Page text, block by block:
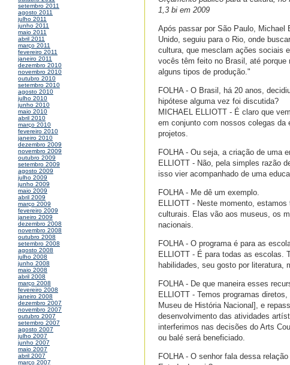
setembro 2011
agosto 2011
julho 2011
junho 2011
maio 2011
abril 2011
março 2011
fevereiro 2011
janeiro 2011
dezembro 2010
novembro 2010
outubro 2010
setembro 2010
agosto 2010
julho 2010
junho 2010
maio 2010
abril 2010
março 2010
fevereiro 2010
janeiro 2010
dezembro 2009
novembro 2009
outubro 2009
setembro 2009
agosto 2009
julho 2009
junho 2009
maio 2009
abril 2009
março 2009
fevereiro 2009
janeiro 2009
dezembro 2008
novembro 2008
outubro 2008
setembro 2008
agosto 2008
julho 2008
junho 2008
maio 2008
abril 2008
março 2008
fevereiro 2008
janeiro 2008
dezembro 2007
novembro 2007
outubro 2007
setembro 2007
agosto 2007
julho 2007
junho 2007
maio 2007
abril 2007
março 2007
1,3 bi em 2009
Após passar por São Paulo, Michael
Unido, seguiu para o Rio, onde
cultura, que mesclam ações sociais
vocês têm feito no Brasil, até porque
alguns tipos de produção."
FOLHA - O Brasil, há 20 anos,
hipótese alguma vez foi discutida?
MICHAEL ELLIOTT - É claro que
em conjunto com nossos colegas
projetos.
FOLHA - Ou seja, a criação de uma
ELLIOTT - Não, pela simples razão
isso vier acompanhado de uma
FOLHA - Me dê um exemplo.
ELLIOTT - Neste momento,
culturais. Elas vão aos museus, os
nacionais.
FOLHA - O programa é para as
ELLIOTT - É para todas as escolas.
habilidades, seu gosto por literatura,
FOLHA - De que maneira esses
ELLIOTT - Temos programas
Museu de História Nacional], e
desenvolvimento das atividades
interferimos nas decisões do Arts
ou balé será beneficiado.
FOLHA - O senhor fala dessa